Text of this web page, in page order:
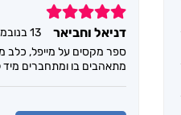
5
דניאל וחביאר
13 בנובמבר 2024
ספר מקסים על מייפל, כלב
מתאהבים בו ומתחברים